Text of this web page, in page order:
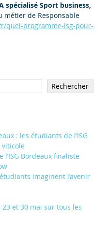
spécialisé Sport business,
métier de Responsable
quel-programme-isg-pour-
Rechercher
: les étudiants de l’ISG
Bordeaux finaliste
imaginent l’avenir
et 30 mai sur tous les